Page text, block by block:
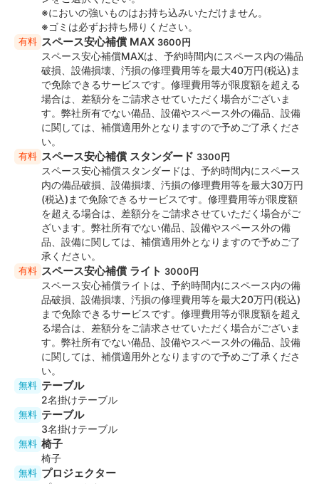
◆飲食・アルコールについて
・飲食可
・アルコール持ち込み可
※飲食物持ち込みは要オプション申込（ソフトドリンク
除く）
◆喫煙について
・全館禁煙
◆レイアウト変更について
・ レイアウト変更は可能ですが、ご退出時間までにお客
様自身で原状復帰をお願いしております。
◆エレベーター
・1基（定員6名）
◆お手洗い
・ 共用部 男女別
男性：小便器×1、個室×1
女性：個室×1
◆スペースの特徴
・東銀座駅 A7出口 徒歩4分
・ルーム内設備と備品が使い放題
◆周辺情報
・ナチュラルローソン 徒歩1分
・セブンイレブン 徒歩2分
・ファミリーマート 徒歩3分
※においの強いものはお持ち込みいただけません。
※ゴミは必ずお持ち帰りください。
有料 スペース安心補償 MAX 3600円
スペース安心補償MAXは、予約時間内にスペース内の備品
破損、設備損壊、汚損の修理費用等を最大40万円(税込)ま
で免除できるサービスです。修理費用等が限度額を超える
場合は、差額分をご請求させていただく場合がございま
す。弊社所有でない備品、設備やスペース外の備品、設備
に関しては、補償適用外となりますので予めご了承くださ
い。
有料 スペース安心補償 スタンダード 3300円
スペース安心補償スタンダードは、予約時間内にスペース
内の備品破損、設備損壊、汚損の修理費用等を最大30万円
(税込)まで免除できるサービスです。修理費用等が限度額
を超える場合は、差額分をご請求させていただく場合がご
ざいます。弊社所有でない備品、設備やスペース外の備
品、設備に関しては、補償適用外となりますので予めご了
承ください。
有料 スペース安心補償 ライト 3000円
スペース安心補償ライトは、予約時間内にスペース内の備
品破損、設備損壊、汚損の修理費用等を最大20万円(税込)
まで免除できるサービスです。修理費用等が限度額を超え
る場合は、差額分をご請求させていただく場合がございま
す。弊社所有でない備品、設備やスペース外の備品、設備
に関しては、補償適用外となりますので予めご了承くださ
い。
無料 テーブル
2名掛けテーブル
無料 テーブル
3名掛けテーブル
無料 椅子
椅子
無料 プロジェクター